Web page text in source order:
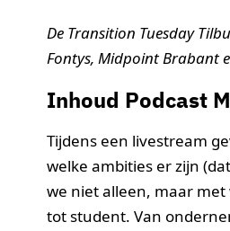
De Transition Tuesday
Fontys, Midpoint Brabant
Inhoud Podcast
Tijdens een livestream
welke ambities er zijn
we niet alleen, maar
tot student. Van